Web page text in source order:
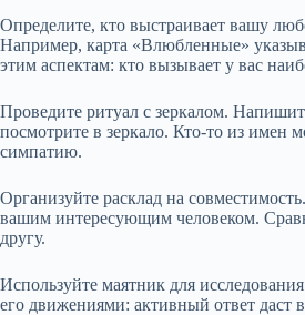
Определите, кто выстраивает вашу
Например, карта «Влюбленные»
этим аспектам: кто вызывает у вас
Проведите ритуал с зеркалом.
посмотрите в зеркало. Кто-то из имен
симпатию.
Организуйте расклад на
вашим интересующим человеком.
другу.
Используйте маятник для
его движениями: активный ответ даст